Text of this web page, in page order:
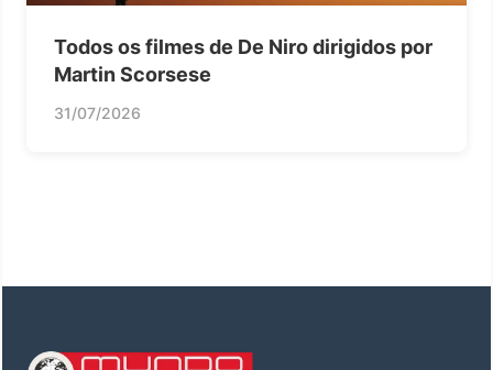
Todos os filmes de De Niro dirigidos por
Martin Scorsese
31/07/2026